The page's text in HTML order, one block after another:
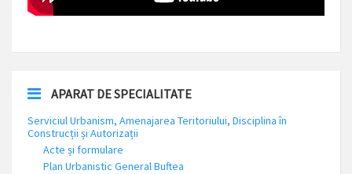
APARAT DE SPECIALITATE
Serviciul Urbanism, Amenajarea Teritoriului, Disciplina în
Construcții și Autorizații
Acte și formulare
Plan Urbanistic General Buftea